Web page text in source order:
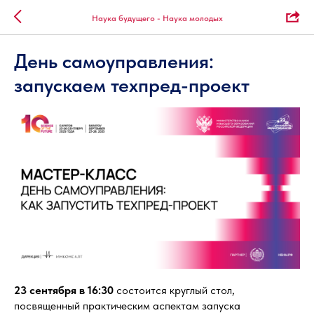
Наука будущего - Наука молодых
День самоуправления:
запускаем техпред-проект
23 сентября в 16:30 состоится круглый стол,
посвященный практическим аспектам запуска